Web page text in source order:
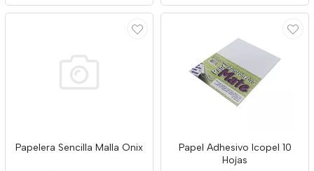
Papelera Sencilla Malla Onix
Papel Adhesivo Icopel 10
Hojas